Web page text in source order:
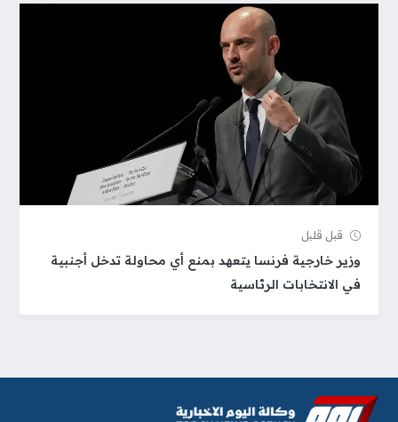
قبل قلیل
وزير خارجية فرنسا يتعهد بمنع أي محاولة تدخل أجنبية
في الانتخابات الرئاسية